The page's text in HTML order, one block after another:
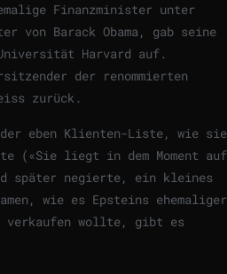
Finanzminister unter
von Barack Obama, gab seine
Harvard auf.
der renommierten
zurück.
eben Klienten-Liste, wie sie
(«Sie liegt in dem Moment auf
später negierte, ein kleines
wie es Epsteins ehemaliger
verkaufen wollte, gibt es